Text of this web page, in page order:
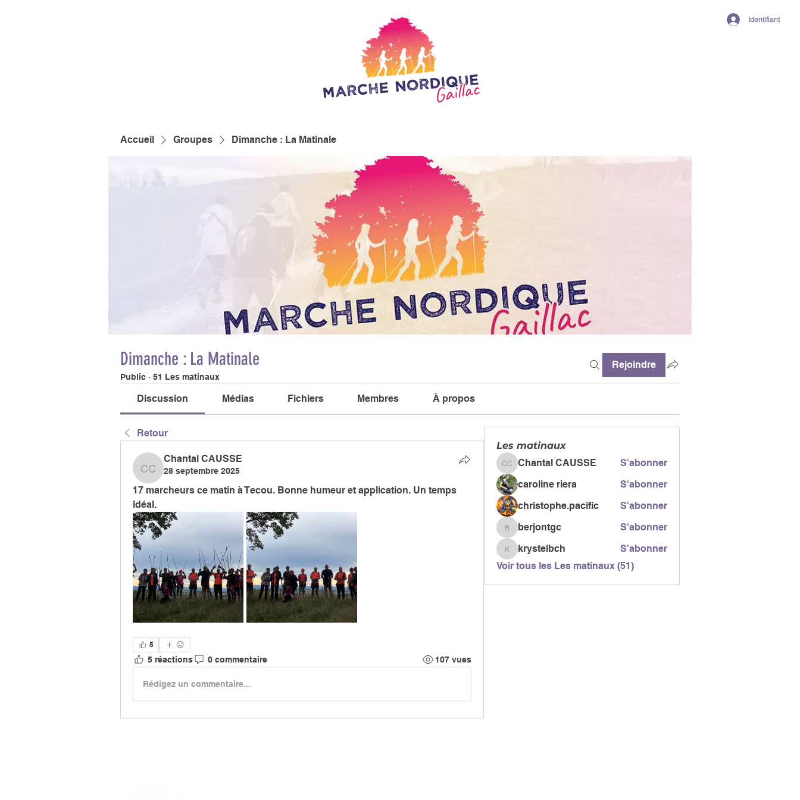
Identifiant
Accueil Groupes Dimanche : La Matinale
Dimanche : La Matinale
Public · 51 Les matinaux
Rejoindre
Discussion Médias Fichiers Membres À propos
Retour
Chantal CAUSSE
Chantal CAUSSE
28 septembre 2025
17 marcheurs ce matin à Tecou. Bonne humeur et application. Un temps
idéal.
5
5 réactions 0 commentaire 107 vues
Rédigez un commentaire...
Les matinaux
Chantal CAUSSE
Chantal CAUSSE
S'abonner
caroline riera
S'abonner
christophe.pacific
S'abonner
berjontgc
berjontgc S'abonner
krystelbch
krystelbch
S'abonner
Voir tous les Les matinaux (51)